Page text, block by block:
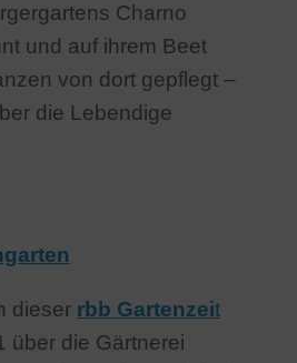
Charno
und auf ihrem Beet
von dort gepflegt –
die Lebendige
dieser rbb Gartenzeit
über die Gärtnerei